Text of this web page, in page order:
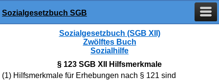
Sozialgesetzbuch SGB
Sozialgesetzbuch (SGB XII)
Zwölftes Buch
Sozialhilfe
§ 123 SGB XII Hilfsmerkmale
(1) Hilfsmerkmale für Erhebungen nach § 121 sind